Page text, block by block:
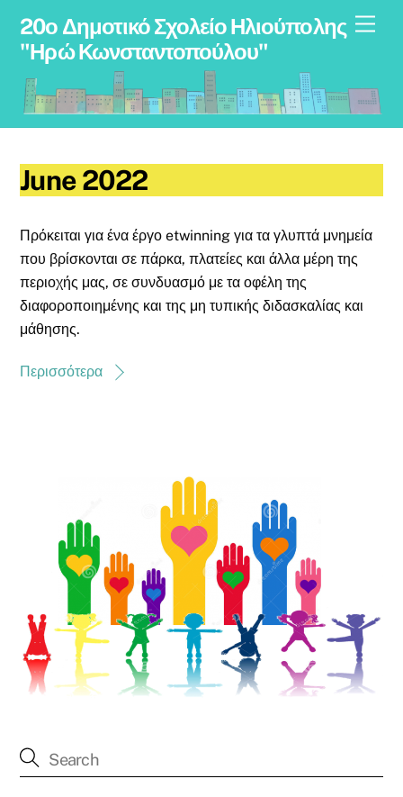
content
20ο Δημοτικό Σχολείο Ηλιούπολης
"Ηρώ Κωνσταντοπούλου"
June 2022
Πρόκειται για ένα έργο etwinning για τα γλυπτά μνημεία
που βρίσκονται σε πάρκα, πλατείες και άλλα μέρη της
περιοχής μας, σε συνδυασμό με τα οφέλη της
διαφοροποιημένης και της μη τυπικής διδασκαλίας και
μάθησης.
Περισσότερα